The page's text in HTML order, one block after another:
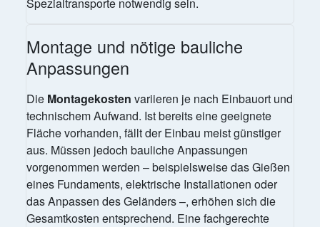
Montage und nötige bauliche
Anpassungen
Die Montagekosten variieren je nach Einbauort und
technischem Aufwand. Ist bereits eine geeignete
Fläche vorhanden, fällt der Einbau meist günstiger
aus. Müssen jedoch bauliche Anpassungen
vorgenommen werden – beispielsweise das Gießen
eines Fundaments, elektrische Installationen oder
das Anpassen des Geländers –, erhöhen sich die
Gesamtkosten entsprechend. Eine fachgerechte